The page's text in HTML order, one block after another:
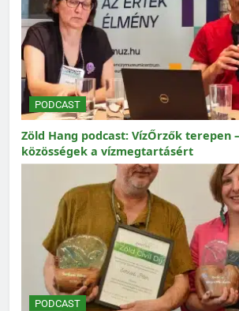
PODCAST
Zöld Hang podcast: VízŐrzők terepen
közösségek a vízmegtartásért
PODCAST